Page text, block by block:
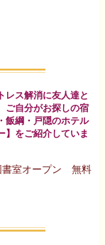
レス解消に友人達と
ご自分がお探しの宿
飯綱・戸隠のホテル
】をご紹介していま
室オープン 無料